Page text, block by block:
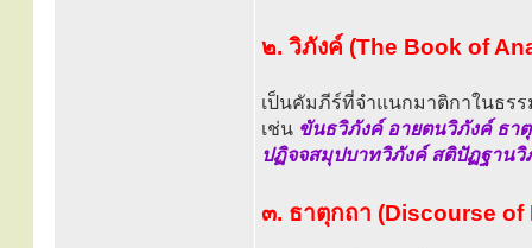
๒. วิภังค์ (The Book of
เป็นคัมภีร์ที่จำแนกมาติกาในธร
เช่น ขันธวิภังค์ อายตนวิภังค์ ธา
ปฏิจจสมุปบาทวิภังค์ สติปัฏฐาน
๓. ธาตุกถา (Discourse of